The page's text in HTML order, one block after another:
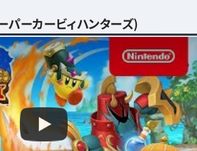
ーカービィハンターズ)